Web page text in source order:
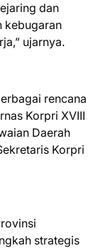
dan
kebugaran
ujarnya.
rencana
Korpri XVIII
Daerah
Korpri
strategis